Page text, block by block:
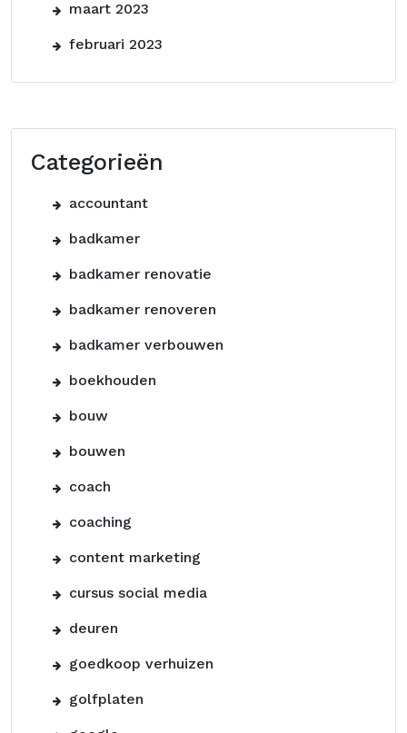
maart 2023
februari 2023
Categorieën
accountant
badkamer
badkamer renovatie
badkamer renoveren
badkamer verbouwen
boekhouden
bouw
bouwen
coach
coaching
content marketing
cursus social media
deuren
goedkoop verhuizen
golfplaten